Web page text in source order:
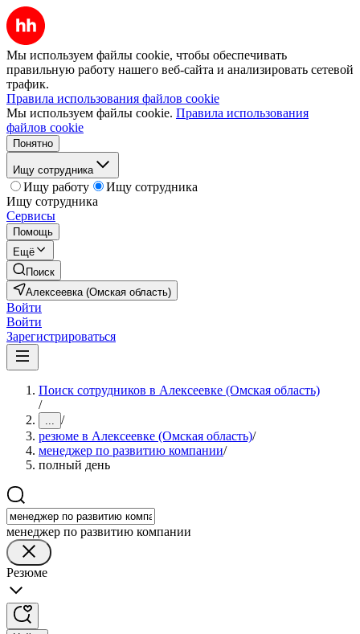
Мы используем файлы cookie, чтобы обеспечивать
правильную работу нашего веб-сайта и анализировать сетевой
трафик.
Правила использования файлов cookie
Мы используем файлы cookie. Правила использования
файлов cookie
Понятно
Ищу сотрудника
Ищу работу
Ищу сотрудника
Ищу сотрудника
Сервисы
Помощь
Ещё
Поиск
Алексеевка (Омская область)
Войти
Войти
Зарегистрироваться
Поиск сотрудников в Алексеевке (Омская область)
/
... /
резюме в Алексеевке (Омская область)/
менеджер по развитию компании/
полный день
менеджер по развитию компании
Резюме